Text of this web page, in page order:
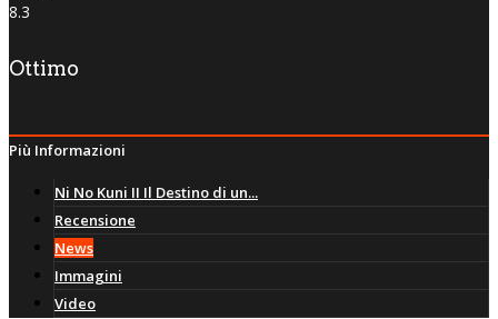
8.3
Ottimo
Più Informazioni
Ni No Kuni II Il Destino di un...
Recensione
News
Immagini
Video